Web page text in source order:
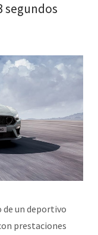
segundos
de un deportivo
prestaciones